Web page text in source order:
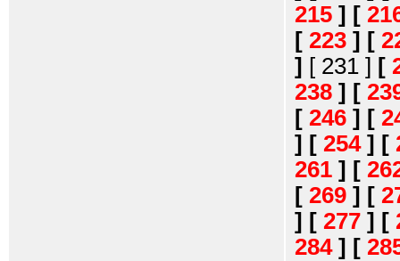
215 ] [
[ 223 ] [
] [ 231 ] [
238 ] [
[ 246 ] [
] [ 254] [
261 ] [
[ 269 ] [
] [ 277 ] [
284] [